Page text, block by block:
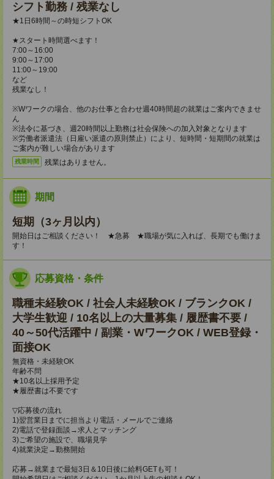
シフト勤務 / 残業なし
★1日6時間～の時短シフトOK
★スタート時間選べます！
7:00～16:00
9:00～17:00
11:00～19:00
など
残業なし！
※Wワークの場合、他のお仕事と合わせ週40時間超の就業はご案内できませ
ん
※法令に基づき、週20時間以上勤務は社会保険への加入対象となります
※労働者派遣法（日雇い派遣の原則禁止）により、短時間・短期間の就業は
ご案内が難しい場合があります
残業時間 残業はありません。
期間
短期（3ヶ月以内）
開始日はご相談ください！ ★急募 ★職場が気に入れば、長期でも働けま
す！
応募資格・条件
職種未経験OK / 社会人未経験OK / ブランクOK /
大学生歓迎 / 10名以上の大量募集 / 履歴書不要 /
40～50代活躍中 / 副業・WワークOK / WEB登録・
面接OK
無資格・未経験OK
年齢不問
★10名以上採用予定
★履歴書は不要です
▽応募後の流れ
1)翌営業日までに担当より電話・メールでご連絡
2)電話で登録面談→求人とマッチング
3)ご希望の施設で、職場見学
4)就業決定→勤務開始
応募→就業まで最短3日＆10日後に給料GETも可！